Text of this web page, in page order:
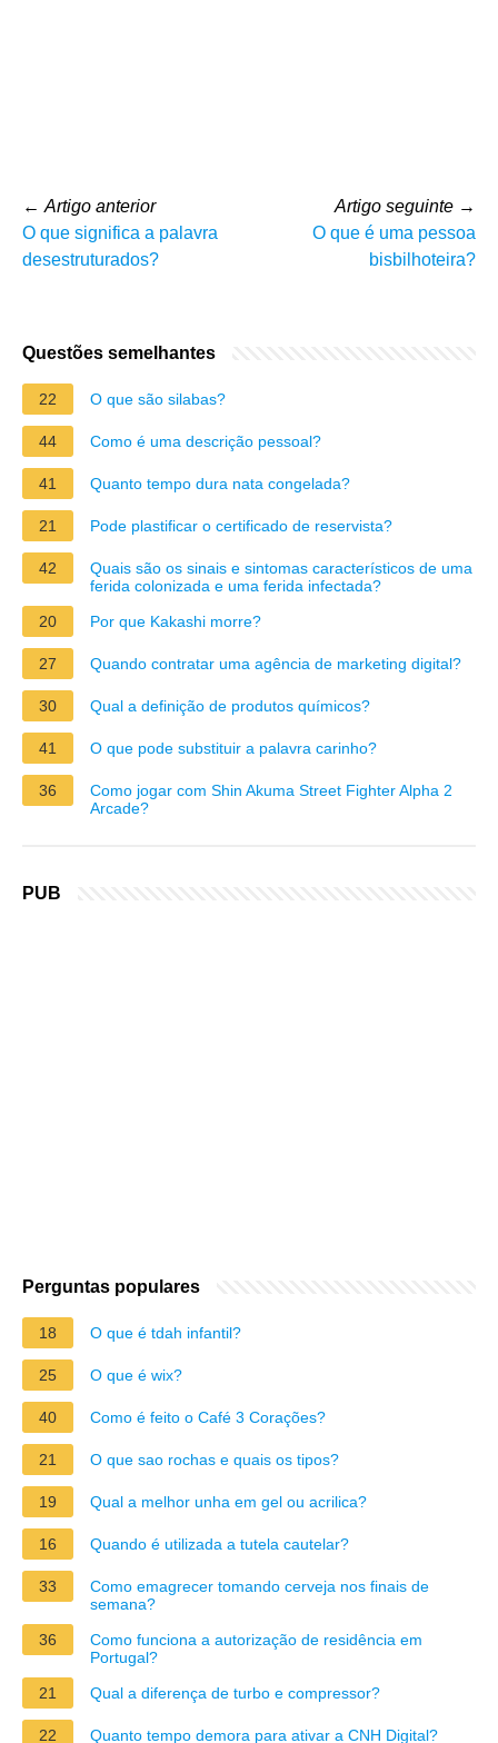
← Artigo anterior
O que significa a palavra
desestruturados?
Artigo seguinte →
O que é uma pessoa
bisbilhoteira?
Questões semelhantes
22 O que são silabas?
44 Como é uma descrição pessoal?
41 Quanto tempo dura nata congelada?
21 Pode plastificar o certificado de reservista?
42
Quais são os sinais e sintomas característicos de uma
ferida colonizada e uma ferida infectada?
20
Por que Kakashi morre?
27 Quando contratar uma agência de marketing digital?
30 Qual a definição de produtos químicos?
41 O que pode substituir a palavra carinho?
36
Como jogar com Shin Akuma Street Fighter Alpha 2
Arcade?
PUB
Perguntas populares
18 O que é tdah infantil?
25 O que é wix?
40 Como é feito o Café 3 Corações?
21 O que sao rochas e quais os tipos?
19 Qual a melhor unha em gel ou acrilica?
16 Quando é utilizada a tutela cautelar?
33
Como emagrecer tomando cerveja nos finais de
semana?
36
Como funciona a autorização de residência em
Portugal?
21
Qual a diferença de turbo e compressor?
22 Quanto tempo demora para ativar a CNH Digital?